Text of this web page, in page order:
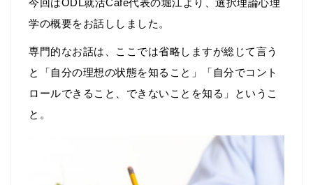
今回はODL就活Café代表の堀江より、選択理論心理
学の概要をお話ししました。
専門的なお話は、ここでは省略しますが総じて言う
と「自分の理想の状態を知ること」「自分でコント
ロールできること、できないことを知る」というこ
と。